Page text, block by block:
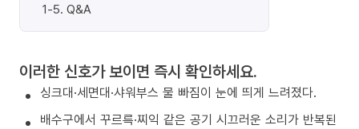
1-5. Q&A
이러한 신호가 보이면 즉시 확인하세요.
싱크대·세면대·샤워부스 물 빠짐이 눈에 띄게 느려졌다.
배수구에서 꾸르륵·찌익 같은 공기 시끄러운 소리가 반복된